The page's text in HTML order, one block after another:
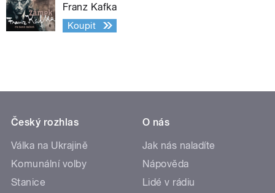
Franz Kafka
Koupit
Český rozhlas
Válka na Ukrajině
Komunální volby
Stanice
O nás
Jak nás naladíte
Nápověda
Lidé v rádiu